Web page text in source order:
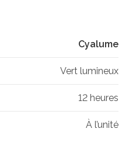
Cyalume
Vert lumineux
12 heures
À l’unité